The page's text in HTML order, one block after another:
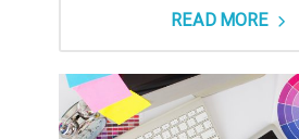
READ MORE